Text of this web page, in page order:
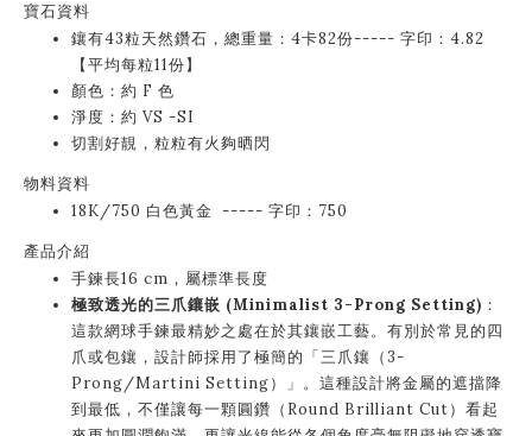
寶石資料
鑲有43粒天然鑽石，總重量：4卡82份----- 字印：4.82
【平均每粒11份】
顏色：約 F 色
淨度：約 VS -SI
切割好靚，粒粒有火夠晒閃
物料資料
18K/750 白色黃金 ----- 字印：750
產品介紹
手鍊長16 cm，屬標準長度
極致透光的三爪鑲嵌 (Minimalist 3-Prong Setting) ：
這款網球手鍊最精妙之處在於其鑲嵌工藝。有別於常見的四
爪或包鑲，設計師採用了極簡的「三爪鑲（3-
Prong/Martini Setting）」。這種設計將金屬的遮擋降
到最低，不僅讓每一顆圓鑽（Round Brilliant Cut）看起